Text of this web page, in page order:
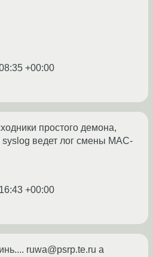
+00:00
простого демона,
syslog ведет лог смены MAC-
+00:00
ruwa@psrp.te.ru а